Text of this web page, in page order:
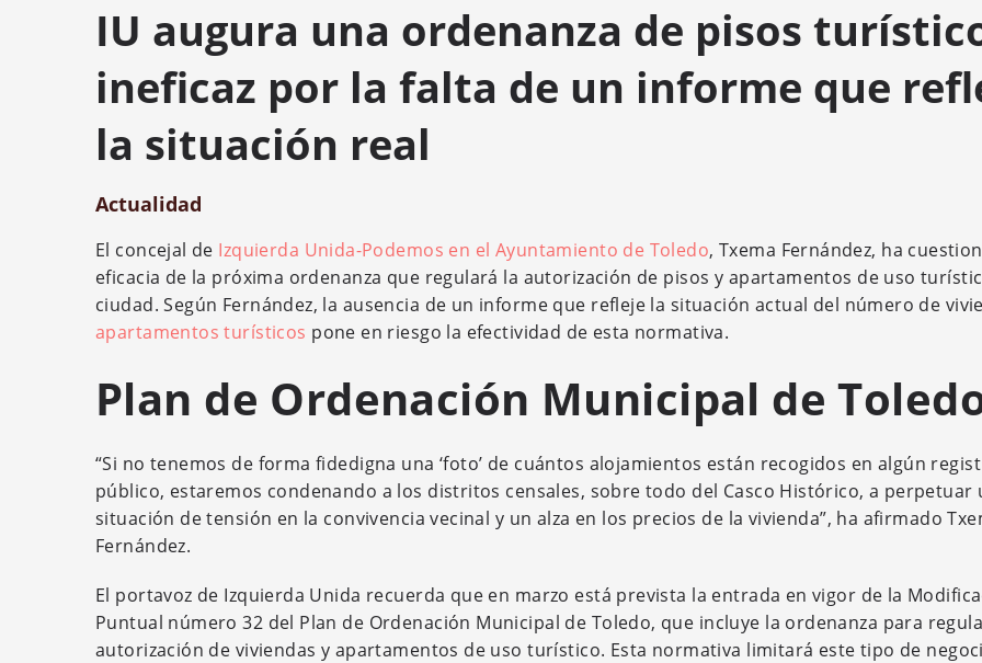
IU augura una ordenanza de pisos
ineficaz por la falta de un informe que
la situación real
Actualidad
El concejal de Izquierda Unida-Podemos en el Ayuntamiento de Toledo, Txema Fernández, ha
eficacia de la próxima ordenanza que regulará la autorización de pisos y apartamentos de uso
ciudad. Según Fernández, la ausencia de un informe que refleje la situación actual del número de
apartamentos turísticos pone en riesgo la efectividad de esta normativa.
Plan de Ordenación Municipal de
“Si no tenemos de forma fidedigna una ‘foto’ de cuántos alojamientos están recogidos en algún
público, estaremos condenando a los distritos censales, sobre todo del Casco Histórico, a perpetuar
situación de tensión en la convivencia vecinal y un alza en los precios de la vivienda”, ha afirmado
Fernández.
El portavoz de Izquierda Unida recuerda que en marzo está prevista la entrada en vigor de la
Puntual número 32 del Plan de Ordenación Municipal de Toledo, que incluye la ordenanza para
autorización de viviendas y apartamentos de uso turístico. Esta normativa limitará este tipo de